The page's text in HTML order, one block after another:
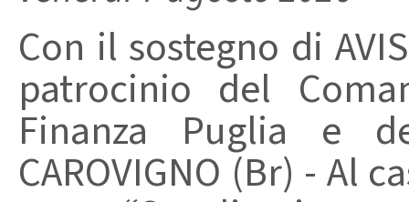
Con il sostegno di
patrocinio del
Finanza Puglia e
CAROVIGNO (Br) - Al